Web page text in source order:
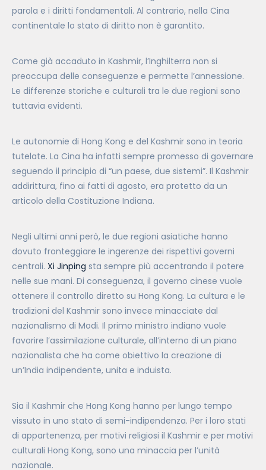
parola e i diritti fondamentali. Al contrario, nella Cina
continentale lo stato di diritto non è garantito.
Come già accaduto in Kashmir, l’Inghilterra non si
preoccupa delle conseguenze e permette l’annessione.
Le differenze storiche e culturali tra le due regioni sono
tuttavia evidenti.
Le autonomie di Hong Kong e del Kashmir sono in teoria
tutelate. La Cina ha infatti sempre promesso di governare
seguendo il principio di “un paese, due sistemi”. Il Kashmir
addirittura, fino ai fatti di agosto, era protetto da un
articolo della Costituzione Indiana.
Negli ultimi anni però, le due regioni asiatiche hanno
dovuto fronteggiare le ingerenze dei rispettivi governi
centrali. Xi Jinping sta sempre più accentrando il potere
nelle sue mani. Di conseguenza, il governo cinese vuole
ottenere il controllo diretto su Hong Kong. La cultura e le
tradizioni del Kashmir sono invece minacciate dal
nazionalismo di Modi. Il primo ministro indiano vuole
favorire l’assimilazione culturale, all’interno di un piano
nazionalista che ha come obiettivo la creazione di
un’India indipendente, unita e induista.
Sia il Kashmir che Hong Kong hanno per lungo tempo
vissuto in uno stato di semi-indipendenza. Per i loro stati
di appartenenza, per motivi religiosi il Kashmir e per motivi
culturali Hong Kong, sono una minaccia per l’unità
nazionale.